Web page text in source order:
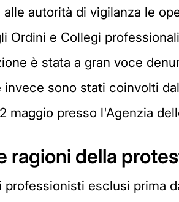
autorità di vigilanza le
Ordini e Collegi
è stata a gran voce
sono stati coinvolti
maggio presso l'Agenzia
ragioni della
professionisti esclusi prima